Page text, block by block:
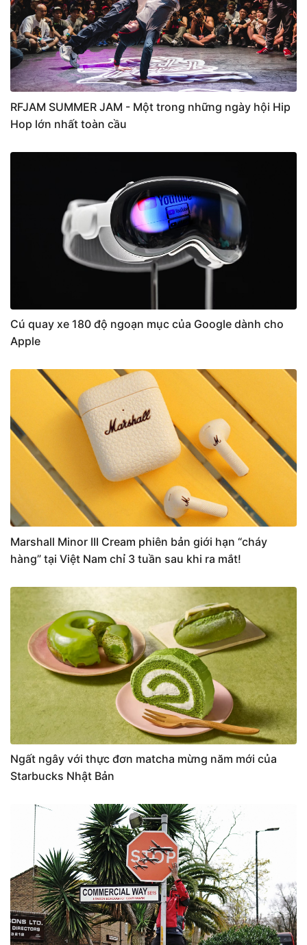
RFJAM SUMMER JAM - Một trong những ngày hội Hip
Hop lớn nhất toàn cầu
Cú quay xe 180 độ ngoạn mục của Google dành cho
Apple
Marshall Minor III Cream phiên bản giới hạn “cháy
hàng” tại Việt Nam chỉ 3 tuần sau khi ra mắt!
Ngất ngây với thực đơn matcha mừng năm mới của
Starbucks Nhật Bản